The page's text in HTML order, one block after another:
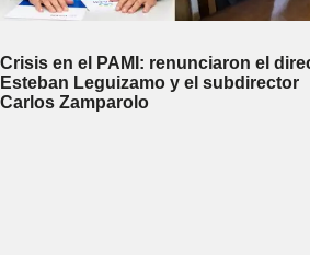
Crisis en el PAMI: renunciaron el
Esteban Leguizamo y el subdirector
Carlos Zamparolo